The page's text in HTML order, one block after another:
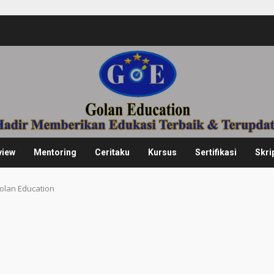
Mentoring Ceritaku Kursus Sertifikasi
Education